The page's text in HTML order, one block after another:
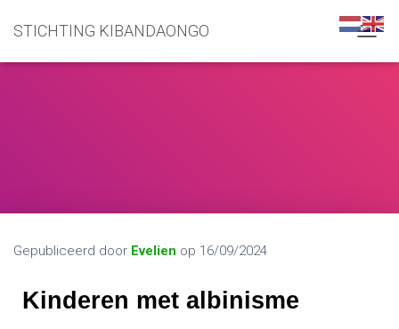
STICHTING KIBANDAONGO
A
I
Gepubliceerd door Evelien op 16/09/2024
Kinderen met albinisme